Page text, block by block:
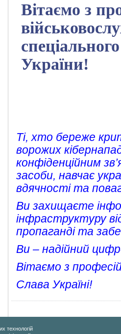
Вітаємо з
України!
Ті, хто береже
ворожих
конфіденційним
засоби, навчає
вдячності та
Ви захищаєте
інфраструктуру
пропаганді та
Ви – надійний
Вітаємо з
Слава Україні!
технологій